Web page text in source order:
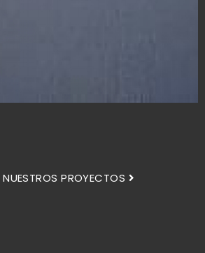
PROYECTOS